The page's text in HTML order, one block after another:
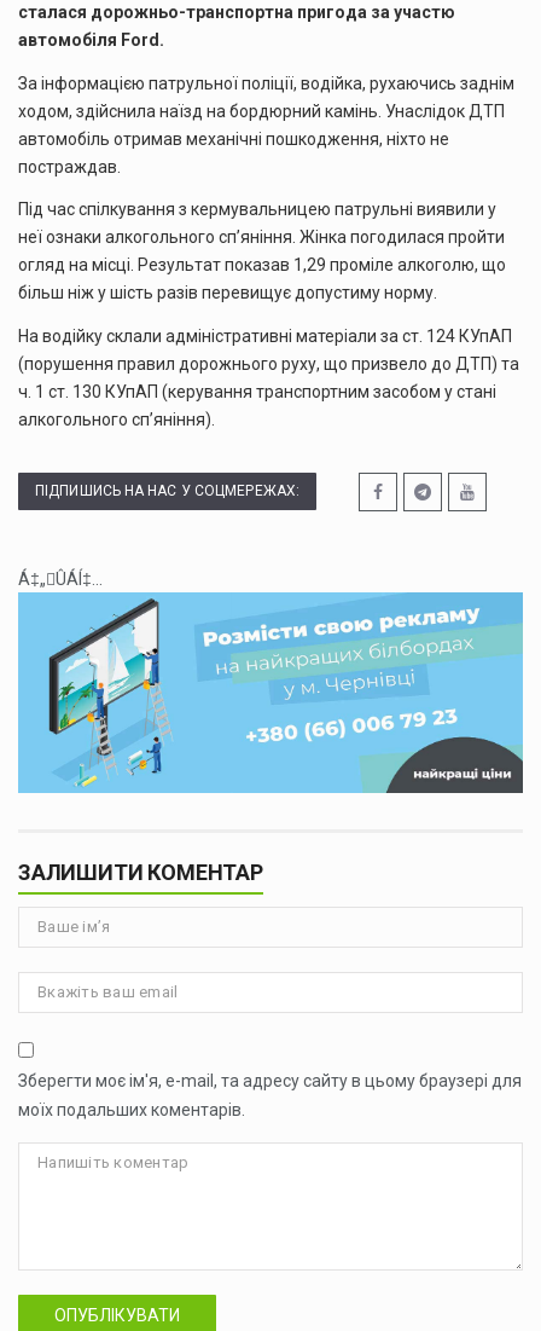
сталася дорожньо-транспортна пригода за участю
автомобіля Ford.
За інформацією патрульної поліції, водійка, рухаючись заднім
ходом, здійснила наїзд на бордюрний камінь. Унаслідок ДТП
автомобіль отримав механічні пошкодження, ніхто не
постраждав.
Під час спілкування з кермувальницею патрульні виявили у
неї ознаки алкогольного сп’яніння. Жінка погодилася пройти
огляд на місці. Результат показав 1,29 проміле алкоголю, що
більш ніж у шість разів перевищує допустиму норму.
На водійку склали адміністративні матеріали за ст. 124 КУпАП
(порушення правил дорожнього руху, що призвело до ДТП) та
ч. 1 ст. 130 КУпАП (керування транспортним засобом у стані
алкогольного сп’яніння).
ПІДПИШИСЬ НА НАС У СОЦМЕРЕЖАХ:
Á‡„ÛÁÍ‡...
ЗАЛИШИТИ КОМЕНТАР
Зберегти моє ім'я, e-mail, та адресу сайту в цьому браузері для
моїх подальших коментарів.
ОПУБЛІКУВАТИ